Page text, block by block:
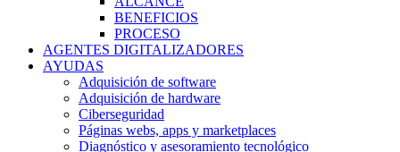
BENEFICIOS
PROCESO
AGENTES DIGITALIZADORES
AYUDAS
Adquisición de software
Adquisición de hardware
Ciberseguridad
Páginas webs, apps y marketplaces
Diagnóstico y asesoramiento tecnológico